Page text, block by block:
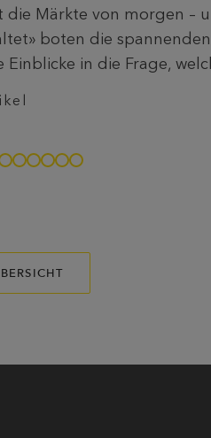
morgen – und wie man
Vorträge
Frage, welche
entfalten kann.